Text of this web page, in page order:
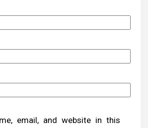
email, and website in this